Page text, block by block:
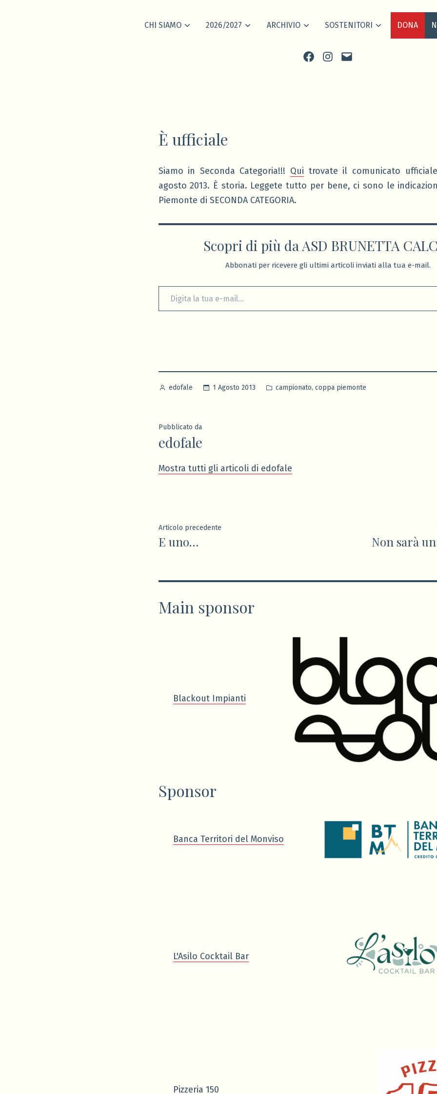
CHI SIAMO 2026/2027 ARCHIVIO SOSTENITORI DONA
FacebookInstagram
scrivi
È ufficiale
Siamo in Seconda Categoria!!! Qui trovate il comunicato
agosto 2013. È storia. Leggete tutto per bene, ci sono le
Piemonte di SECONDA CATEGORIA.
Scopri di più da ASD BRUNETTA
Abbonati per ricevere gli ultimi articoli inviati alla tua e-mail.
Digita la tua e-mail...
Pubblicato
edofale 1 Agosto 2013
Pubblicato
campionato, coppa piemonte
Pubblicato da
edofale
Mostra tutti gli articoli di edofale
Navigazione
articoli
Articolo precedenteArticolo
E uno… Non sarà
Main sponsor
Blackout Impianti
Sponsor
Banca Territori del Monviso
L'Asilo Cocktail Bar
Pizzeria 150